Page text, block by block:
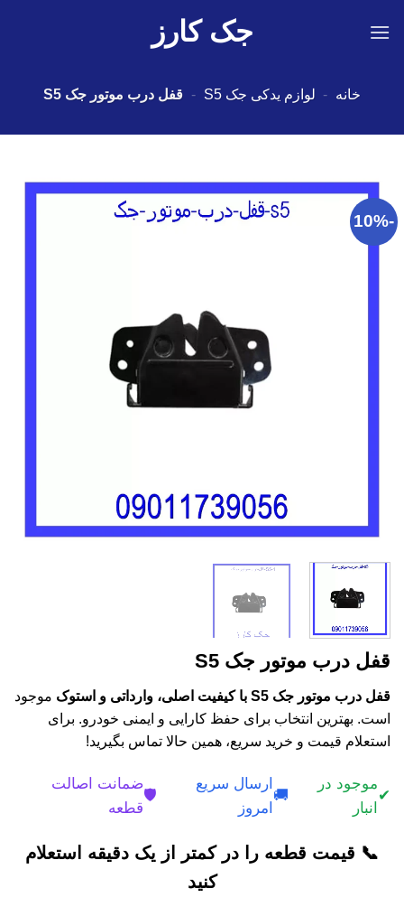
جک کارز
خانه - لوازم یدکی جک S5 - قفل درب موتور جک S5
-10%
قفل درب موتور جک S5
قفل درب موتور جک S5 با کیفیت اصلی، وارداتی و استوک
موجود
است. بهترین انتخاب برای حفظ کارایی و ایمنی خودرو. برای
استعلام قیمت و خرید سریع، همین حالا تماس بگیرید!
✔
موجود در
انبار
🚚
ارسال سریع
امروز
🛡️
ضمانت اصالت
قطعه
📞 قیمت قطعه را در کمتر از یک دقیقه استعلام
کنید